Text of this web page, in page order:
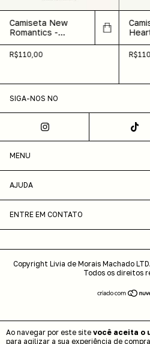
Ao navegar por este site você aceita o
para agilizar a sua experiência de
Camiseta New
Romantics -
R$110,00
SIGA-NOS NO
MENU
AJUDA
ENTRE EM CONTATO
Copyright Livia de Morais Machado
Todos os direitos